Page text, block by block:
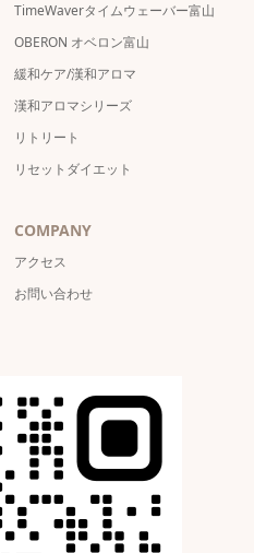
TimeWaverタイムウェーバー富山
OBERON オベロン富山
緩和ケア/漢和アロマ
漢和アロマシリーズ
リトリート
リセットダイエット
COMPANY
アクセス
お問い合わせ